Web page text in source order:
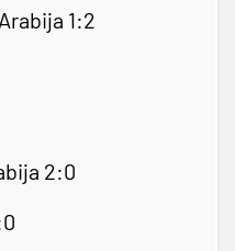
1:2
2:0